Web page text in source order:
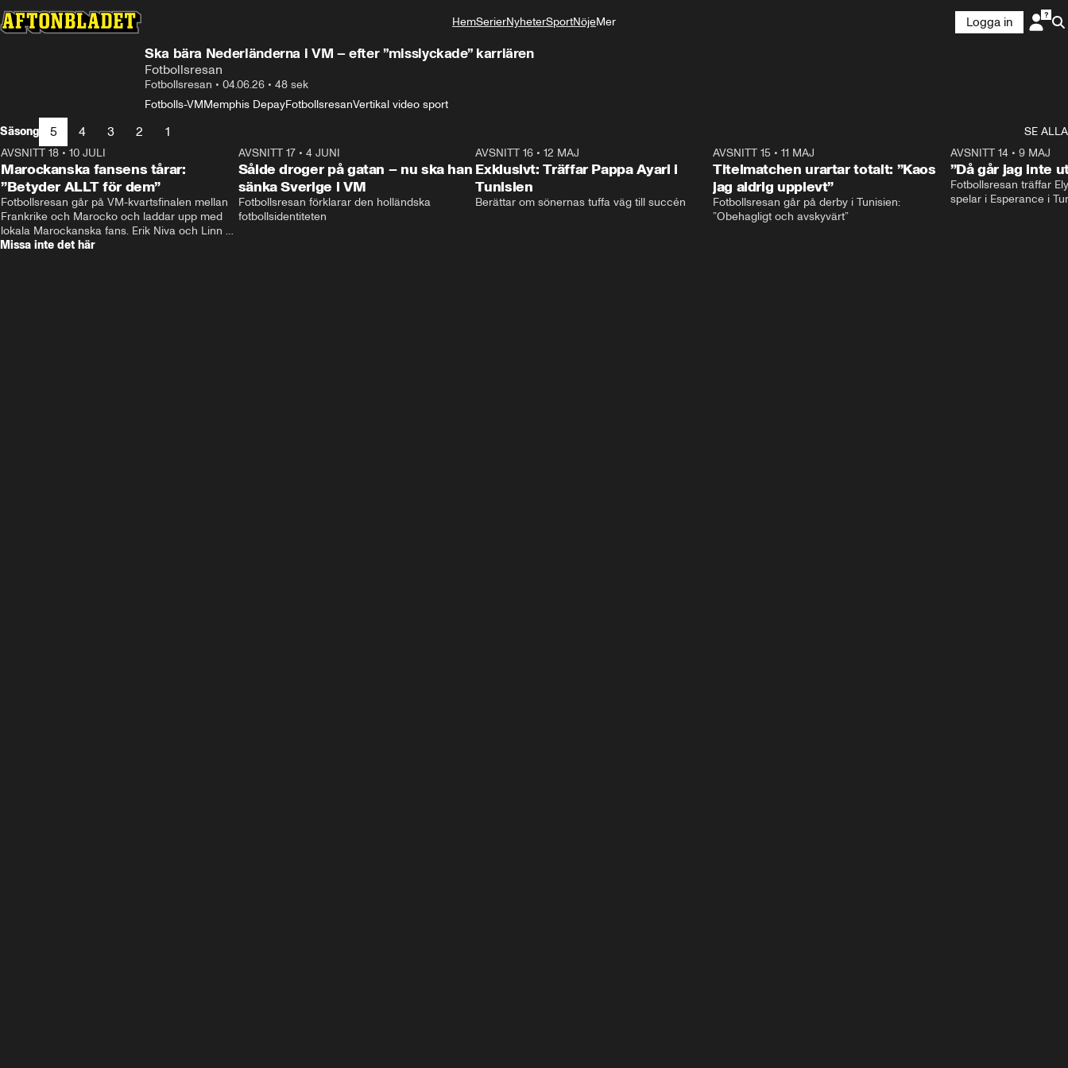
HemSerierNyheterSportNöjeMer
Logga in
Ska bära Nederländerna i VM – efter ”misslyckade” karriären
Fotbollsresan
Fotbollsresan • 04.06.26 • 48 sek
Fotbolls-VMMemphis DepayFotbollsresanVertikal video sport
Säsong
5 4 3 2 1
SE ALLA
AVSNITT 18 • 10 JULI
Marockanska fansens tårar:
”Betyder ALLT för dem”
Fotbollsresan går på VM-kvartsfinalen mellan
Frankrike och Marocko och laddar upp med
lokala Marockanska fans. Erik Niva och Linn
Nordström möts av stimmig frukost, tutande
1:01:08
AVSNITT 17• 4 JUNI
Sålde droger på gatan – nu ska han
sänka Sverige i VM
Fotbollsresan förklarar den holländska
fotbollsidentiteten
AVSNITT 16 •12 MAJ
Exklusivt: Träffar Pappa Ayari i
Tunisien
Berättar om sönernas tuffa väg till succén
AVSNITT 15 • 11 MAJ
Titelmatchen urartar totalt: ”Kaos
jag aldrig upplevt”
Fotbollsresan går på derby i Tunisien:
”Obehagligt och avskyvärt”
AVSNITT 14• 9 MAJ
”Då går jag inte
Fotbollsresan träffar
Missa inte det här